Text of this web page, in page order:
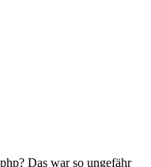
Das war so ungefähr